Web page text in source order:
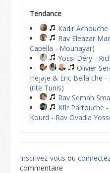
Tendance
Kadir
Rav Eleazar
Capella - Mouhayar)
Yossi Déry -
Olivier
Hejaje & Eric Bellaïche
(rite Tunis)
Rav Semah
Kfir Partouche -
Kourd - Rav Ovadia
Inscrivez-vous ou
commentaire